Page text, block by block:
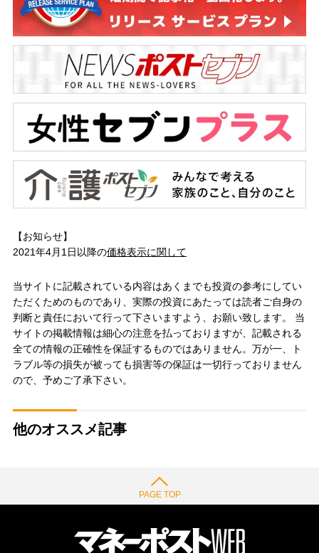
【お知らせ】
2021年4月1日以降の価格表示に関して
当サイトに記載されている内容はあくまでも投資の参考にしてい
ただくためのものであり、実際の投資にあたっては読者ご自身の
判断と責任において行って下さいますよう、お願い致します。 当
サイトの掲載情報は細心の注意を払っておりますが、記載される
全ての情報の正確性を保証するものではありません。万が一、ト
ラブル等の損失が被っても損害等の保証は一切行っておりません
ので、予めご了承下さい。
他のオススメ記事
PAGE TOP